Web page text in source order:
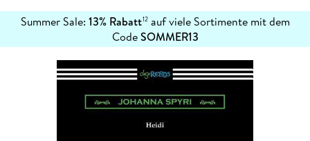
Summer Sale: 13% Rabatt12auf viele Sortimente mit dem
CodeSOMMER13
erfahren